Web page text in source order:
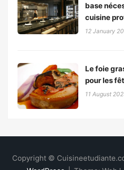
base
cuisine
12 January
Le foie
pour les
11 August
Copyright ©